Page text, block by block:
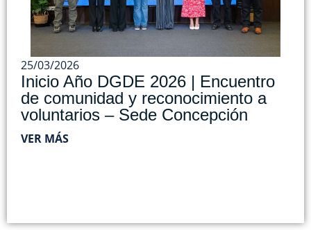
25/03/2026
Inicio Año DGDE 2026 | Encuentro
de comunidad y reconocimiento a
voluntarios – Sede Concepción
VER MÁS